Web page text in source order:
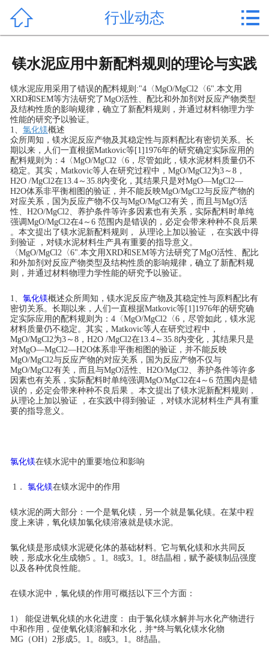
公司形象
公司简介
氯化镁价格
作用用途
行业动态
常见问题
 行业动态 
镁水泥应用中新配料规则的理论与实践
镁水泥应用采用了错误的配料规则:"4〈MgO/MgCl2〈6".本文用
XRD和SEM等方法研究了MgO活性、配比和外加剂对反应产物类型
及结构性质的影响规律，确立了新配料规则，并通过材料物理力学
性能的研究予以验证。
1、 氯化镁概述
众所周知，镁水泥反应产物及其稳定性与原料配比有密切关系。长
期以来，人们一直根据Matkovic等[1]1976年的研究确定实际应用的
配料规则为：4〈MgO/MgCl2〈6，尽管如此，镁水泥材料质量仍不
稳定。其实，Matkovic等人在研究过程中，MgO/MgCl2为3～8，
H2O /MgCl2在13.4～35.8内变化，其结果只是对MgO—MgCl2—
H2O体系非平衡相图的验证，并不能反映MgO/MgCl2与反应产物的
对应关系，国为反应产物不仅与MgO/MgCl2有关，而且与MgO活
性、H2O/MgCl2、养护条件等许多因素也有关系，实际配料时单纯
强调MgO/MgCl2在4～6 范围内是错误的，必定会带来种种不良后果
。本文提出了镁水泥新配料规则， 从理论上加以验证 ，在实践中得
到验证 ，对镁水泥材料生产具有重要的指导意义。
〈MgO/MgCl2〈6".本文用XRD和SEM等方法研究了MgO活性、配比
和外加剂对反应产物类型及结构性质的影响规律，确立了新配料规
则，并通过材料物理力学性能的研究予以验证。
1、 氯化镁概述众所周知，镁水泥反应产物及其稳定性与原料配比有
密切关系。长期以来，人们一直根据Matkovic等[1]1976年的研究确
定实际应用的配料规则为：4〈MgO/MgCl2〈6，尽管如此，镁水泥
材料质量仍不稳定。其实，Matkovic等人在研究过程中，
MgO/MgCl2为3～8，H2O /MgCl2在13.4～35.8内变化，其结果只是
对MgO—MgCl2—H2O体系非平衡相图的验证，并不能反映
MgO/MgCl2与反应产物的对应关系，国为反应产物不仅与
MgO/MgCl2有关，而且与MgO活性、H2O/MgCl2、养护条件等许多
因素也有关系，实际配料时单纯强调MgO/MgCl2在4～6 范围内是错
误的，必定会带来种种不良后果 。本文提出了镁水泥新配料规则，
从理论上加以验证 ，在实践中得到验证 ，对镁水泥材料生产具有重
要的指导意义。
氯化镁在镁水泥中的重要地位和影响
1． 氯化镁在镁水泥中的作用
镁水泥的两大部分：一个是氧化镁，另一个就是氯化镁。在某中程
度上来讲，氧化镁加氯化镁溶液就是镁水泥。
氯化镁是形成镁水泥硬化体的基础材料。它与氧化镁和水共同反
映，形成水化生成物5 。1。8或3。1。8结晶相，赋予菱镁制品强度
以及各种优良性能。
在镁水泥中，氯化镁的作用可概括以下三个方面：
1） 能促进氧化镁的水化进度： 由于氯化镁水解并与水化产物进行
中和作用，促使氧化镁溶解和水化，并*终与氧化镁水化物
MG（OH）2形成5。1。8或3。1。8结晶。